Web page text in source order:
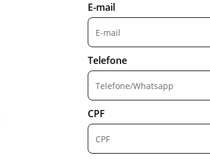
E-mail
Telefone
CPF